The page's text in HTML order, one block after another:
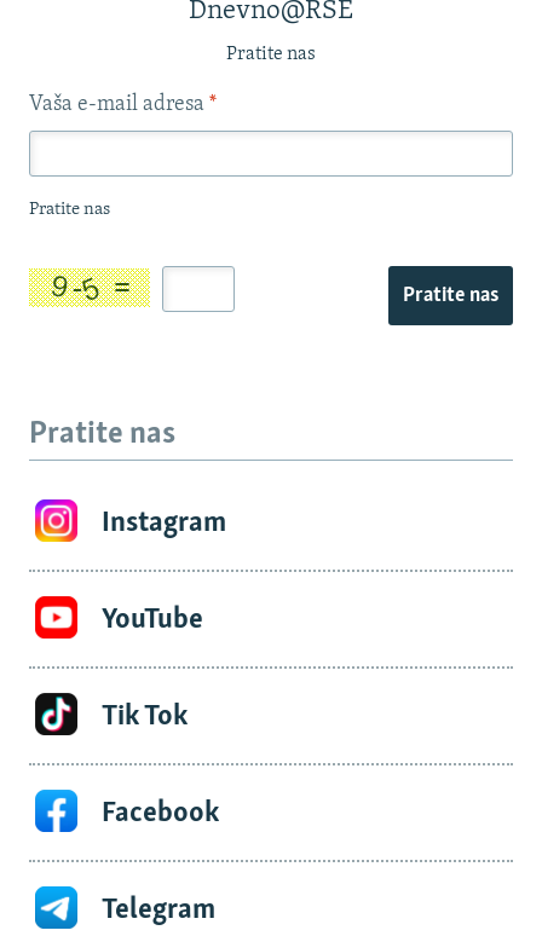
Dnevno@RSE
Pratite nas
Vaša e-mail adresa *
Pratite nas
Pratite nas
Pratite nas
Instagram
YouTube
Tik Tok
Facebook
Telegram